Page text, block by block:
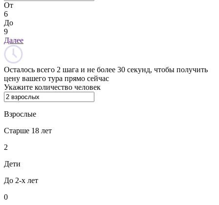
От
6
До
9
Далее
Осталось всего 2 шага и не более 30 секунд, чтобы получить
цену вашего тура прямо сейчас
Укажите количество человек
Взрослые
Старше 18 лет
2
Дети
До 2-х лет
0